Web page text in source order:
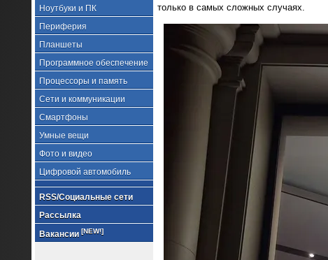
Ноутбуки и ПК
Периферия
Планшеты
Программное обеспечение
Процессоры и память
Сети и коммуникации
Смартфоны
Умные вещи
Фото и видео
Цифровой автомобиль
RSS/Социальные сети
Рассылка
Вакансии [NEW!]
только в самых сложных случаях.